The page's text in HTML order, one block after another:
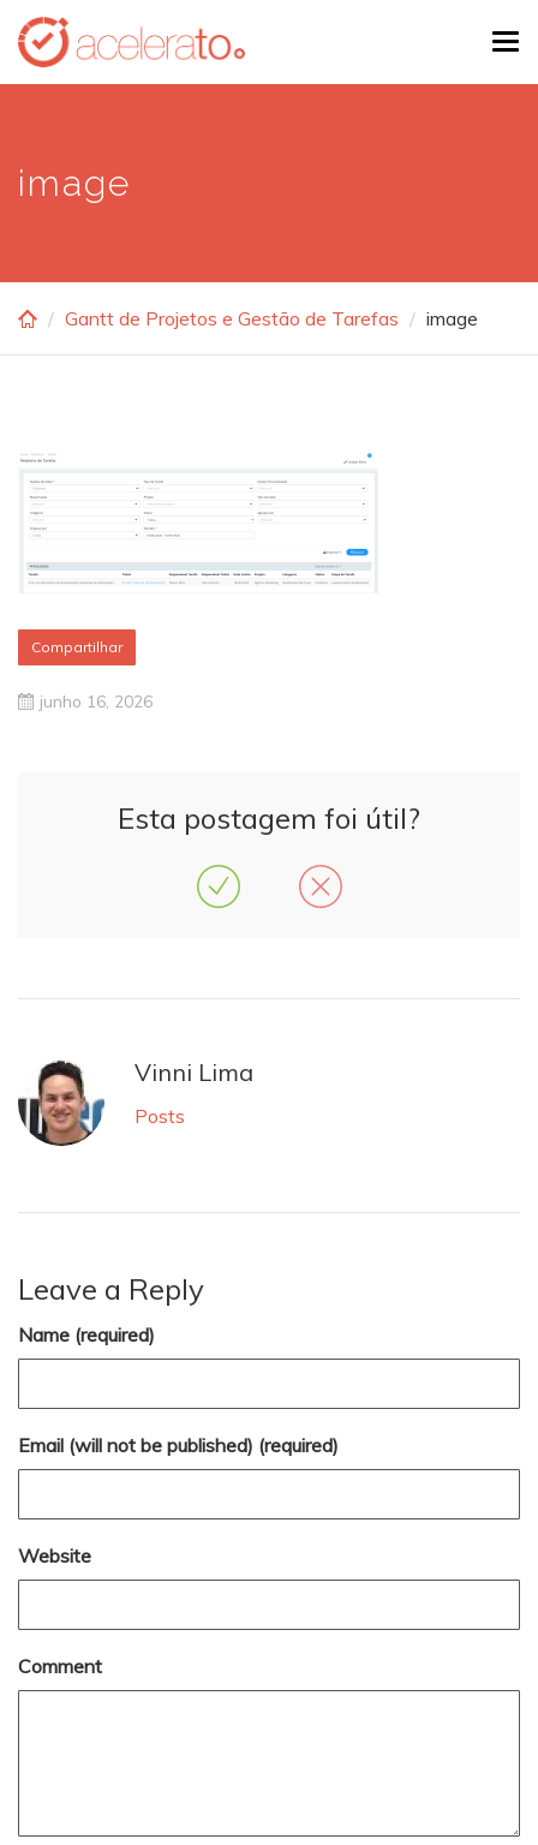
Skip
main
image
Gantt de Projetos e Gestão de Tarefas image
Compartilhar
junho 16, 2026
Esta postagem foi útil?
Vinni Lima
Posts
Leave a Reply
Name (required)
Email (will not be published) (required)
Website
Comment